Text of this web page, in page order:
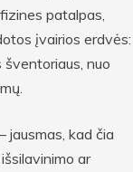
patalpas,
įvairios erdvės:
nuo
jausmas, kad čia
ar